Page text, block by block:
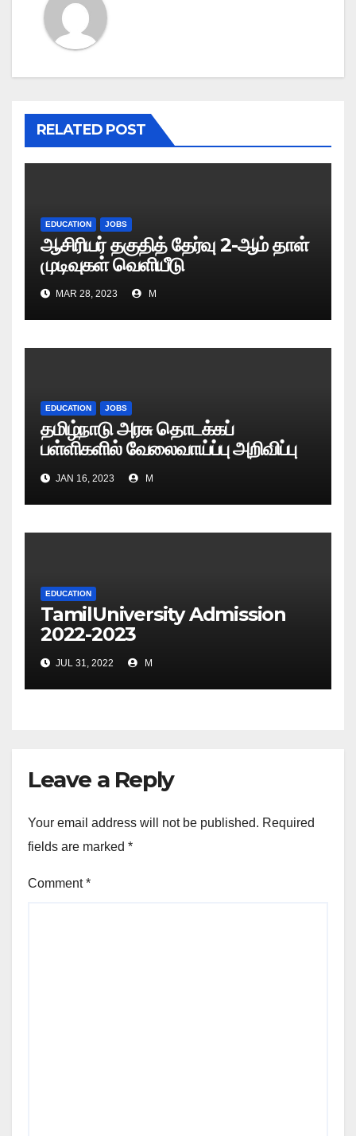
RELATED POST
EDUCATION JOBS
ஆசிரியர் தகுதித் தேர்வு 2-ஆம் தாள்
முடிவுகள் வெளியீடு
MAR 28, 2023 M
EDUCATION JOBS
தமிழ்நாடு அரசு தொடக்கப்
பள்ளிகளில் வேலைவாய்ப்பு அறிவிப்பு
2023
JAN 16, 2023 M
EDUCATION
TamilUniversity Admission
2022-2023
JUL 31, 2022 M
Leave a Reply
Your email address will not be published. Required
fields are marked *
Comment*